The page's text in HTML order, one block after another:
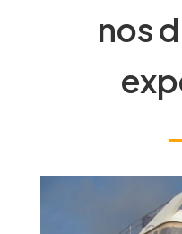
nos